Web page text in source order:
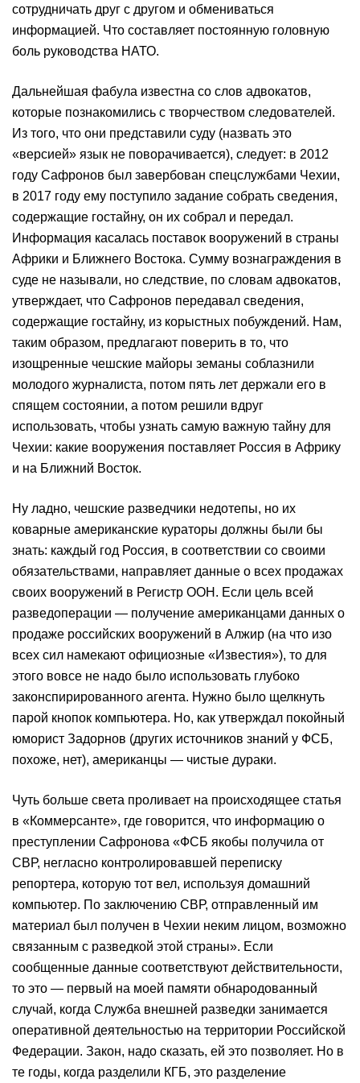
сотрудничать друг с другом и обмениваться
информацией. Что составляет постоянную головную
боль руководства НАТО.
Дальнейшая фабула известна со слов адвокатов,
которые познакомились с творчеством следователей.
Из того, что они представили суду (назвать это
«версией» язык не поворачивается), следует: в 2012
году Сафронов был завербован спецслужбами Чехии,
в 2017 году ему поступило задание собрать сведения,
содержащие гостайну, он их собрал и передал.
Информация касалась поставок вооружений в страны
Африки и Ближнего Востока. Сумму вознаграждения в
суде не называли, но следствие, по словам адвокатов,
утверждает, что Сафронов передавал сведения,
содержащие гостайну, из корыстных побуждений. Нам,
таким образом, предлагают поверить в то, что
изощренные чешские майоры земаны соблазнили
молодого журналиста, потом пять лет держали его в
спящем состоянии, а потом решили вдруг
использовать, чтобы узнать самую важную тайну для
Чехии: какие вооружения поставляет Россия в Африку
и на Ближний Восток.
Ну ладно, чешские разведчики недотепы, но их
коварные американские кураторы должны были бы
знать: каждый год Россия, в соответствии со своими
обязательствами, направляет данные о всех продажах
своих вооружений в Регистр ООН. Если цель всей
разведоперации — получение американцами данных о
продаже российских вооружений в Алжир (на что изо
всех сил намекают официозные «Известия»), то для
этого вовсе не надо было использовать глубоко
законспирированного агента. Нужно было щелкнуть
парой кнопок компьютера. Но, как утверждал покойный
юморист Задорнов (других источников знаний у ФСБ,
похоже, нет), американцы — чистые дураки.
Чуть больше света проливает на происходящее статья
в «Коммерсанте», где говорится, что информацию о
преступлении Сафронова «ФСБ якобы получила от
СВР, негласно контролировавшей переписку
репортера, которую тот вел, используя домашний
компьютер. По заключению СВР, отправленный им
материал был получен в Чехии неким лицом, возможно
связанным с разведкой этой страны». Если
сообщенные данные соответствуют действительности,
то это — первый на моей памяти обнародованный
случай, когда Служба внешней разведки занимается
оперативной деятельностью на территории Российской
Федерации. Закон, надо сказать, ей это позволяет. Но в
те годы, когда разделили КГБ, это разделение